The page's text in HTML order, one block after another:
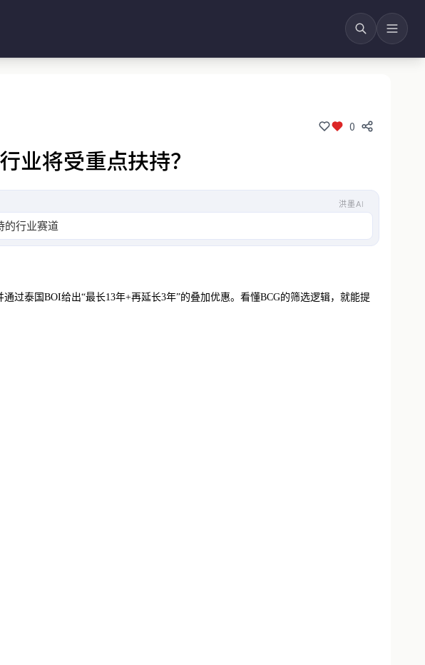
0
将受重点扶持？
洪墨AI
行业赛道，包括生物制药、塑料回收
过泰国BOI给出“最长13年+再延长3年”的叠加优惠。看懂BCG的筛选逻辑，就能提